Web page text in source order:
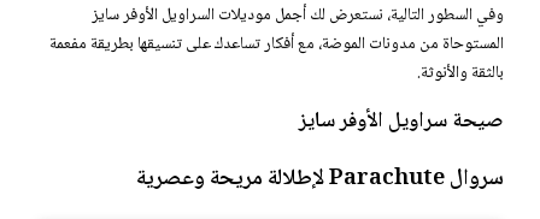
وفي السطور التالية، نستعرض لك أجمل موديلات السراويل الأوفر سايز
المستوحاة من مدونات الموضة، مع أفكار تساعدك على تنسيقها بطريقة مفعمة
بالثقة والأنوثة.
صيحة سراويل الأوفر سايز
سروال Parachute لإطلالة مريحة وعصرية